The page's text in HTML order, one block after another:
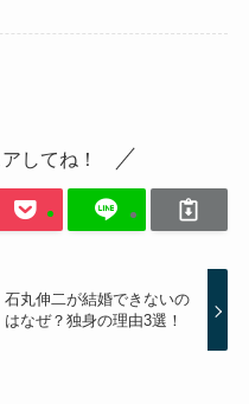
してね！
石丸伸二が結婚できないの
はなぜ？独身の理由3選！